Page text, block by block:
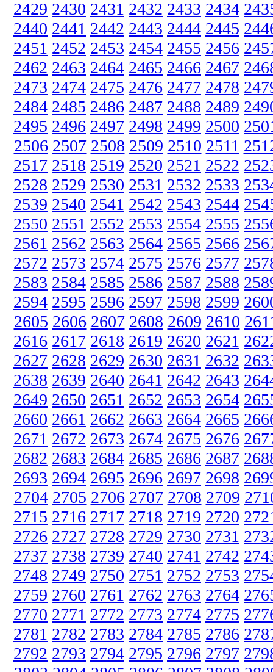
2429 2430 2431 2432 2433 2434
2440 2441 2442 2443 2444 2445
2451 2452 2453 2454 2455 2456
2462 2463 2464 2465 2466 2467
2473 2474 2475 2476 2477 2478
2484 2485 2486 2487 2488 2489
2495 2496 2497 2498 2499 2500
2506 2507 2508 2509 2510 2511
2517 2518 2519 2520 2521 2522
2528 2529 2530 2531 2532 2533
2539 2540 2541 2542 2543 2544
2550 2551 2552 2553 2554 2555
2561 2562 2563 2564 2565 2566
2572 2573 2574 2575 2576 2577
2583 2584 2585 2586 2587 2588
2594 2595 2596 2597 2598 2599
2605 2606 2607 2608 2609 2610
2616 2617 2618 2619 2620 2621
2627 2628 2629 2630 2631 2632
2638 2639 2640 2641 2642 2643
2649 2650 2651 2652 2653 2654
2660 2661 2662 2663 2664 2665
2671 2672 2673 2674 2675 2676
2682 2683 2684 2685 2686 2687
2693 2694 2695 2696 2697 2698
2704 2705 2706 2707 2708 2709
2715 2716 2717 2718 2719 2720
2726 2727 2728 2729 2730 2731
2737 2738 2739 2740 2741 2742
2748 2749 2750 2751 2752 2753
2759 2760 2761 2762 2763 2764
2770 2771 2772 2773 2774 2775
2781 2782 2783 2784 2785 2786
2792 2793 2794 2795 2796 2797